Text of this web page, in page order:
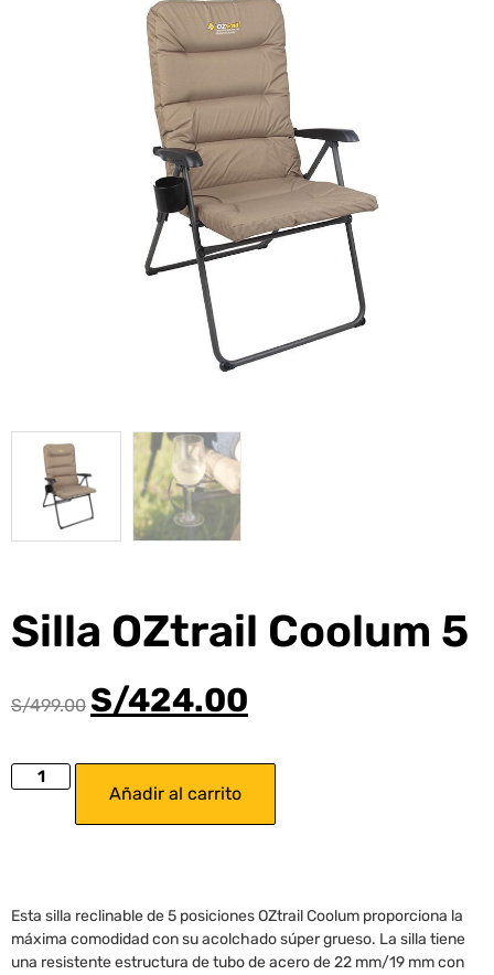
Silla OZtrail Coolum 5
S/499.00 S/424.00
Añadir al carrito
Esta silla reclinable de 5 posiciones OZtrail Coolum proporciona la
máxima comodidad con su acolchado súper grueso. La silla tiene
una resistente estructura de tubo de acero de 22 mm/19 mm con